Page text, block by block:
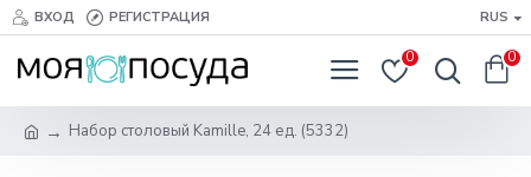
ВХОД РЕГИСТРАЦИЯ RUS
0 0
Набор столовый Kamille, 24 ед. (5332)